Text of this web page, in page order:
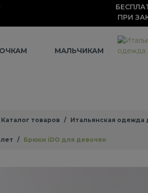
ПРИ
МАЛЬЧИКАМ
Каталог товаров Итальянская одежда
Брюки iDO для девочек